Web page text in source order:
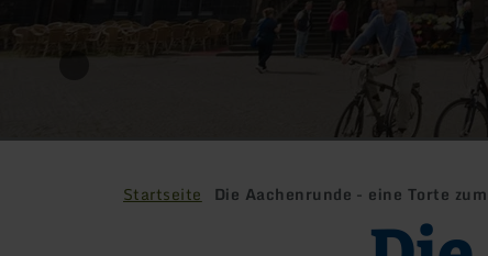
Startseite Die Aachenrunde - eine Torte